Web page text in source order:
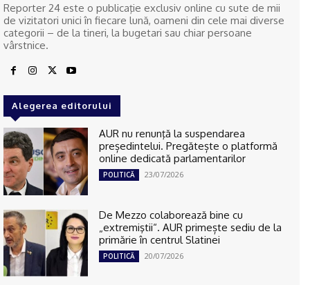
Reporter 24 este o publicaţie exclusiv online cu sute de mii
de vizitatori unici în fiecare lună, oameni din cele mai diverse
categorii – de la tineri, la bugetari sau chiar persoane
vârstnice.
Alegerea editorului
AUR nu renunţă la suspendarea
președintelui. Pregătește o platformă
online dedicată parlamentarilor
POLITICĂ 23/07/2026
De Mezzo colaborează bine cu
„extremiştii“. AUR primește sediu de la
primărie în centrul Slatinei
POLITICĂ 20/07/2026